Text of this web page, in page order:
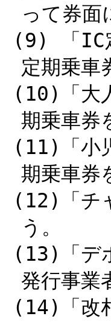
って券面
(9) 「IC
定期乗車
(10)「大
期乗車券
(11)「小
期乗車券
(12)「チ
う。
(13)「デ
発行事業
(14)「改